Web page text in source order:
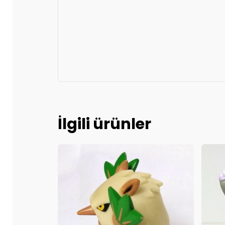
İlgili ürünler